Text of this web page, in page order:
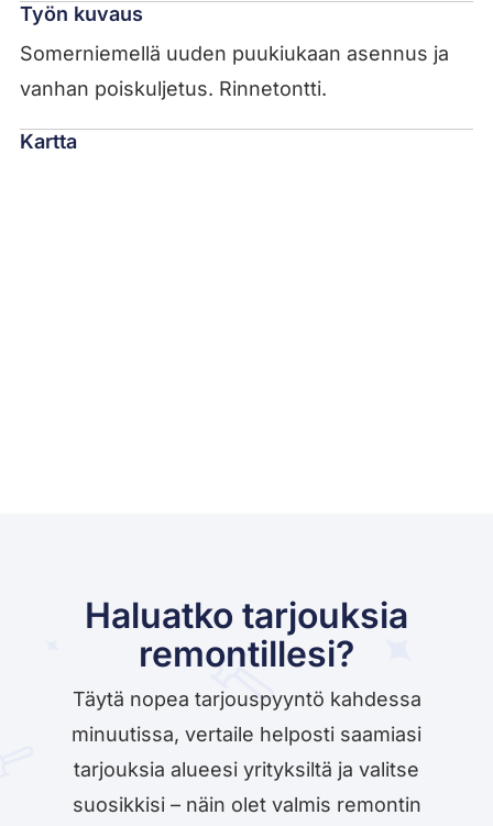
Työn kuvaus
Somerniemellä uuden puukiukaan asennus ja
vanhan poiskuljetus. Rinnetontti.
Kartta
Haluatko tarjouksia
remontillesi?
Täytä nopea tarjouspyyntö kahdessa
minuutissa, vertaile helposti saamiasi
tarjouksia alueesi yrityksiltä ja valitse
suosikkisi – näin olet valmis remontin